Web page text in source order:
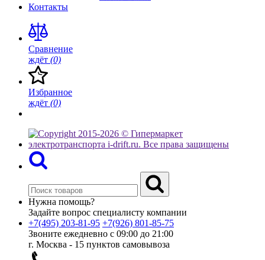
Контакты
Сравнение
ждёт (0)
Избранное
ждёт (0)
Нужна помощь?
Задайте вопрос специалисту компании
+7(495) 203-81-95 +7(926) 801-85-75
Звоните ежедневно с 09:00 до 21:00
г. Москва - 15 пунктов самовывоза